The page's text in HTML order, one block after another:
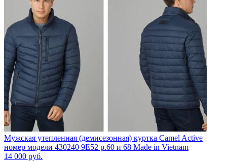
Мужская утепленная (демисезонная) куртка Camel Active
номер модели 430240 9E52 р.60 и 68 Made in Vietnam
14 000 руб.